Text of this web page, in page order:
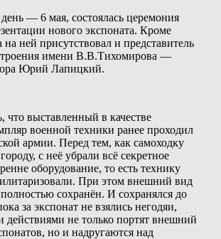
— 6 мая, состоялась церемония
нового экспоната. Кроме
на ней присутствовал и представитель
имени В.В.Тихомирова —
Юрий Лапицкий.
что выставленный в качестве
военной техники ранее проходил
армии. Перед тем, как самоходку
с неё убрали всё секретное
оборудование, то есть технику
При этом внешний вид
сохранён. И сохранялся до
за экспонат не взялись негодяи,
действиями не только портят внешний
но и надругаются над